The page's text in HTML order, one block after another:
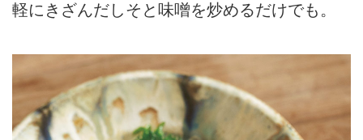
軽にきざんだしそと味噌を炒めるだけでも。